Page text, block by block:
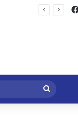
Procurar
por